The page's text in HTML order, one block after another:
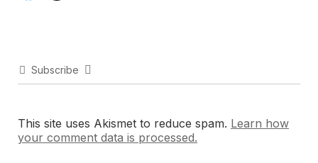
Subscribe
This site uses Akismet to reduce spam. Learn how
your comment data is processed.